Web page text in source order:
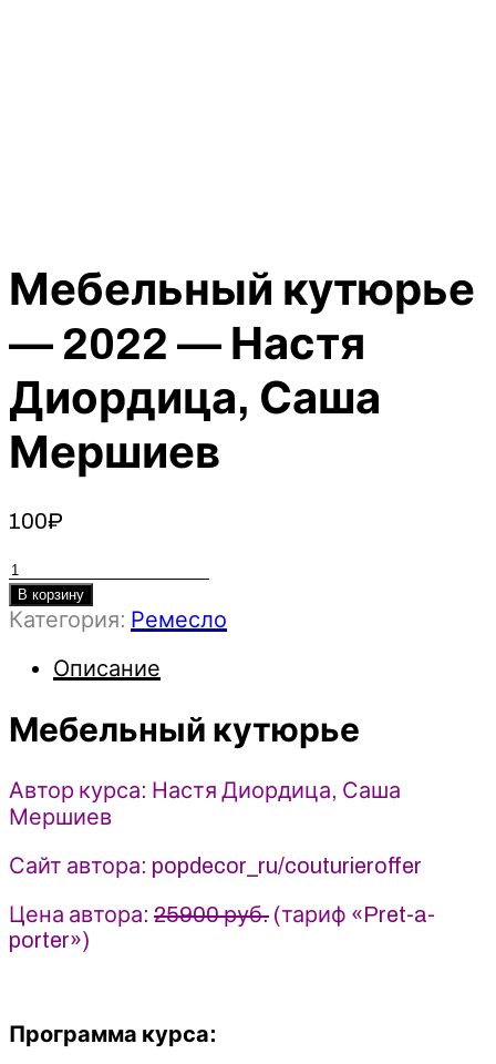
Мебельный кутюрье
— 2022 — Настя
Диордица, Саша
Мершиев
100₽
Количество
товара
Мебельный
-
Настя
Саша
Мершиев
В корзину
Категория: Ремесло
Описание
Мебельный кутюрье
Автор курса: Настя Диордица, Саша
Мершиев
Сайт автора: popdecor_ru/couturieroffer
Цена автора: 25900 руб. (тариф «Pret-a-
porter»)
Программа курса: